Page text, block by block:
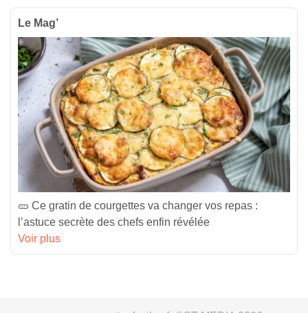
Le Mag’
🥒 Ce gratin de courgettes va changer vos repas :
l’astuce secrète des chefs enfin révélée
Voir plus